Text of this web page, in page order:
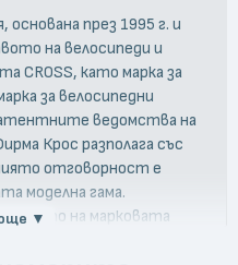
основана през 1995 г. и
на велосипеди и
CROSS, като марка за
за велосипедни
ведомства на
Крос разполага със
отговорност е
моделна гама.
на марковата
▼